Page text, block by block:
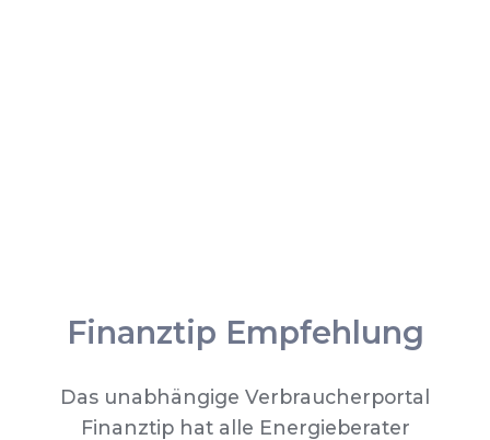
Finanztip Empfehlung
Das unabhängige Verbraucherportal
Finanztip hat alle Energieberater